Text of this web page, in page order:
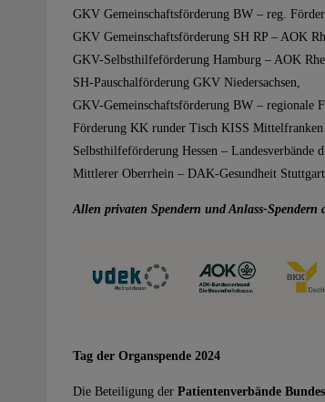
GKV Gemeinschaftsförderung BW – reg.
GKV Gemeinschaftsförderung SH RP – AOK
GKV-Selbsthilfeförderung Hamburg – AOK
SH-Pauschalförderung GKV Niedersachsen,
GKV-Gemeinschaftsförderung BW – regionale
Förderung KK runder Tisch KISS
Selbsthilfeförderung Hessen –
Mittlerer Oberrhein – DAK-Gesundheit Stuttgart
Allen privaten Spendern und Anlass-Spendern
Tag der Organspende 2024
Die Beteiligung der Patientenverbände